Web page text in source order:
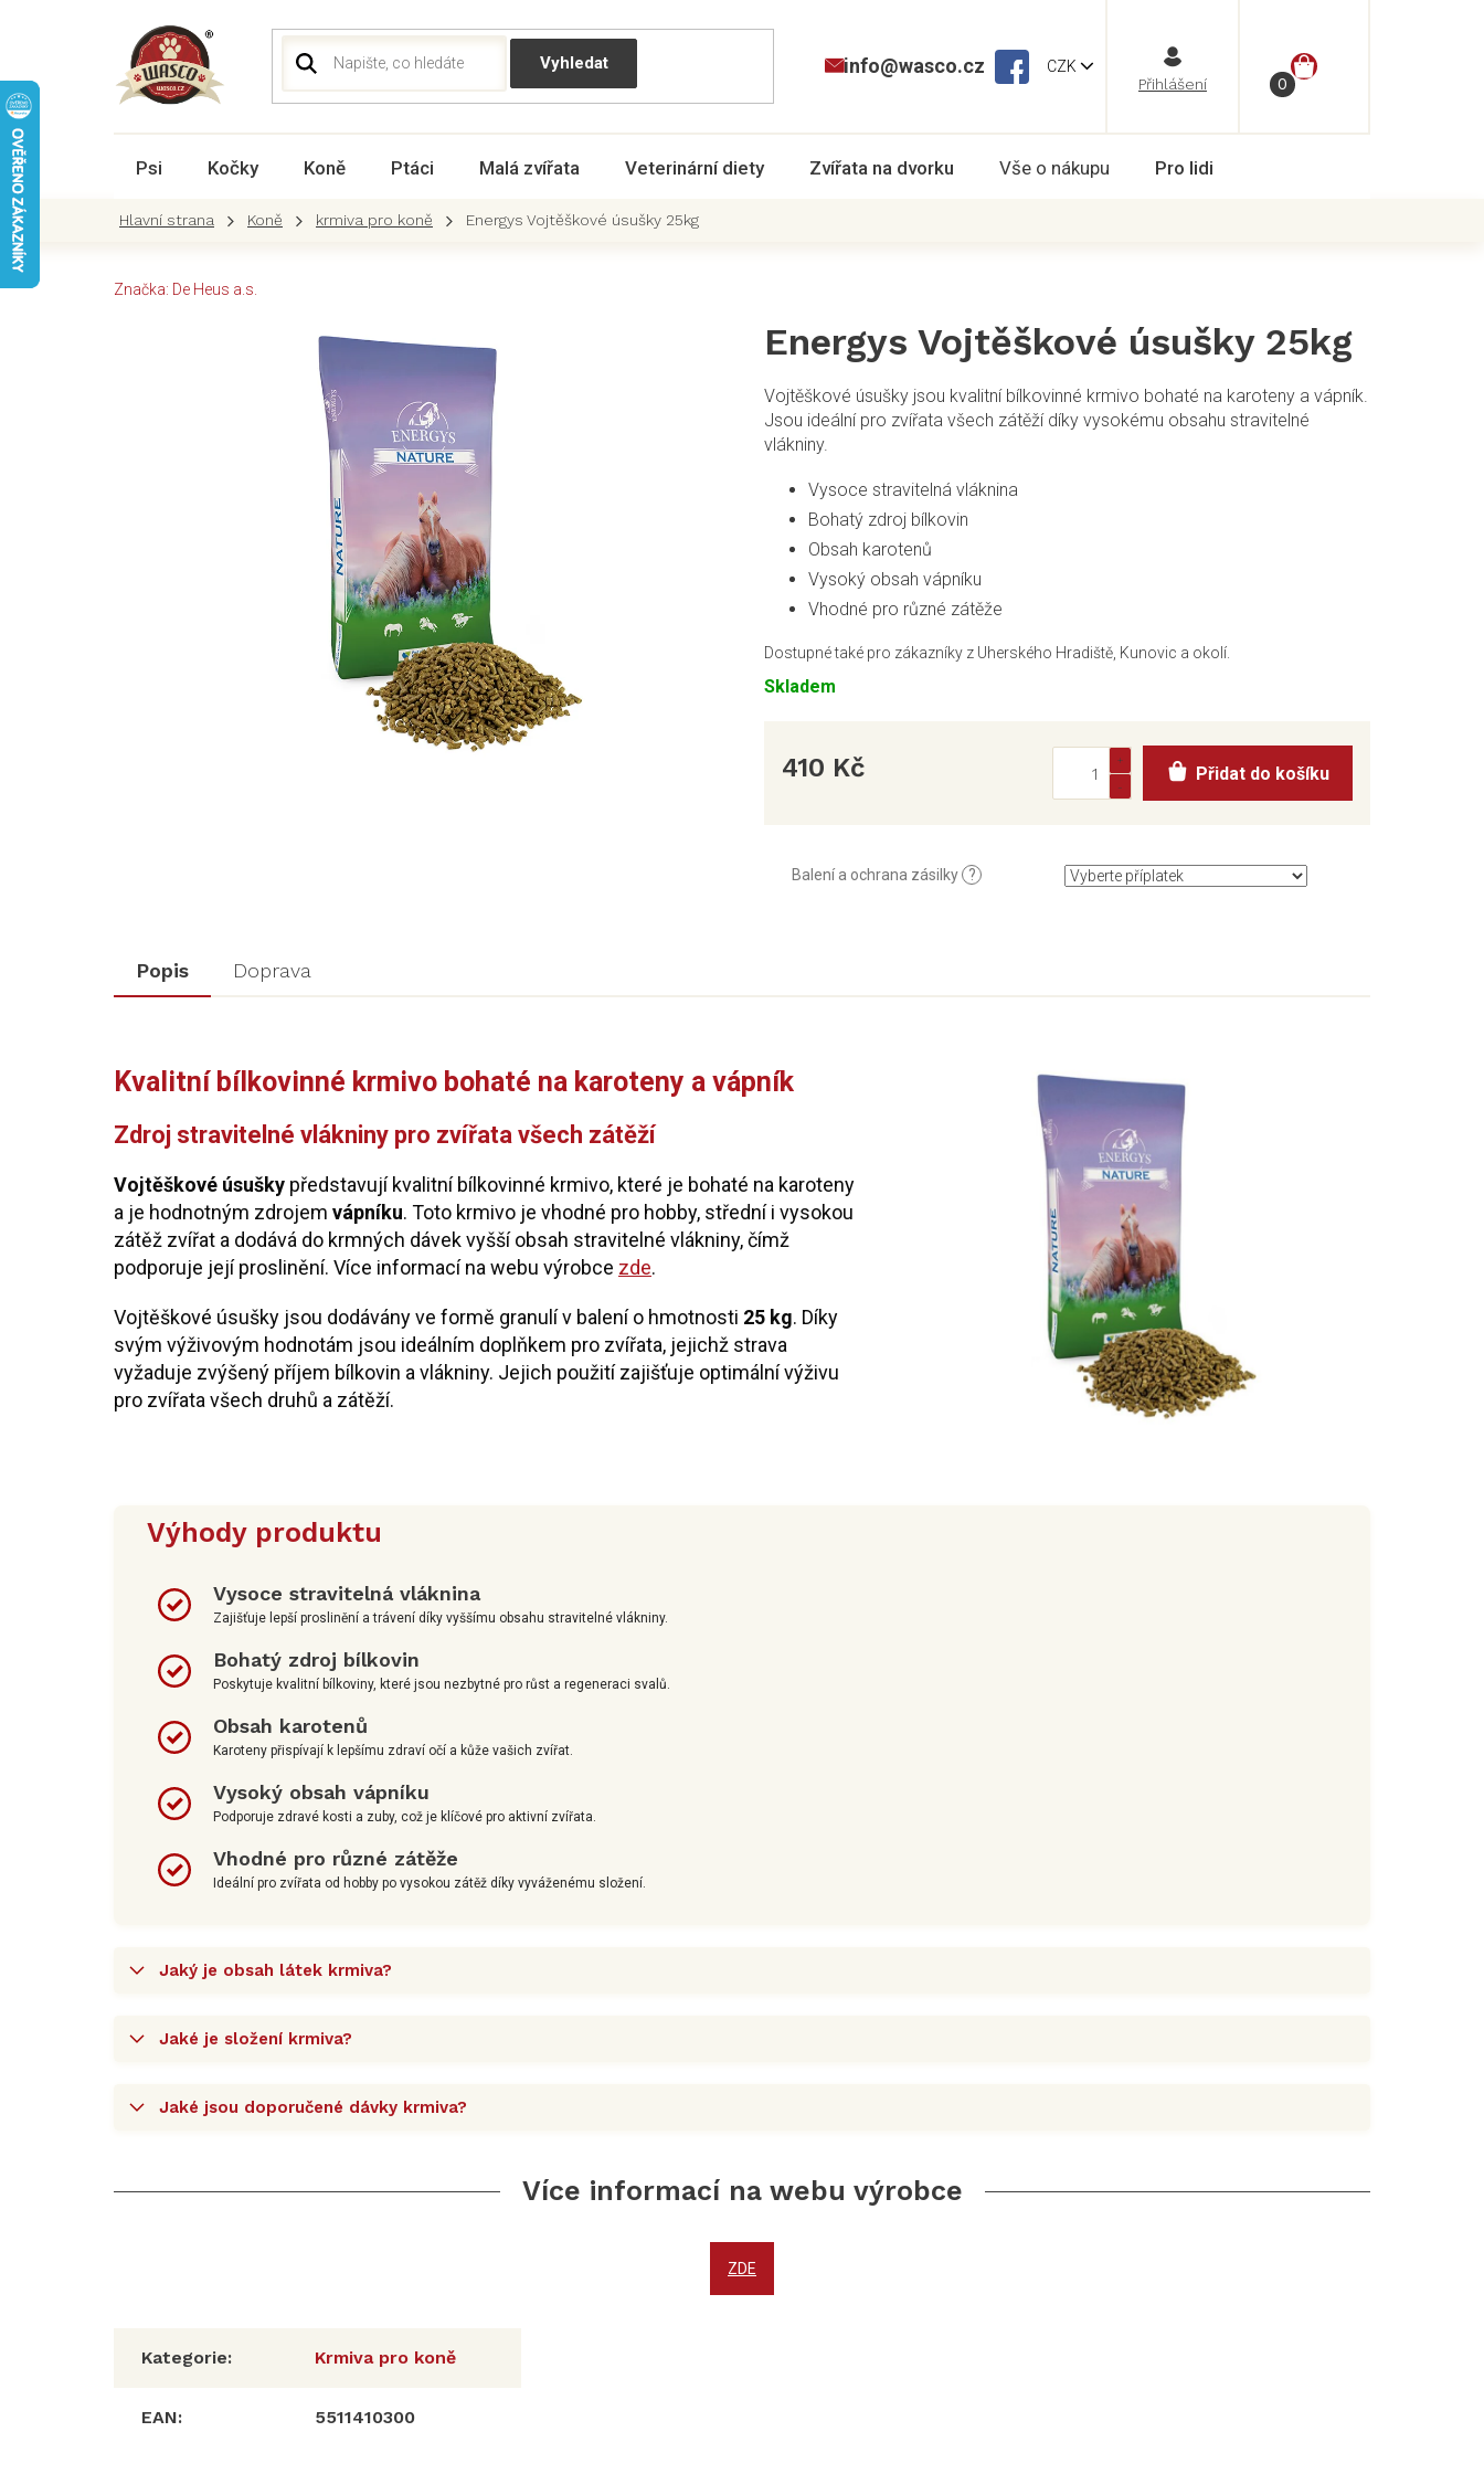
CZK
NÁKUPNÍ
info@wasco.cz
Psi Kočky Koně Ptáci Malá zvířata Veterinární diety Zvířata na dvorku Vše o nákupu Pro lidi
Koně krmiva pro koně Energys Vojtěškové úsušky 25kg
Značka: De Heus a.s.
Skladem
Balení a ochrana zásilky ?
Vojtěškové úsušky jsou kvalitní bílkovinné krmivo bohaté na karoteny a vápník.
Jsou ideální pro zvířata všech zátěží díky vysokému obsahu stravitelné
vlákniny.
Vysoce stravitelná vláknina
Bohatý zdroj bílkovin
Obsah karotenů
Vysoký obsah vápníku
Vhodné pro různé zátěže
Dostupné také pro zákazníky z Uherského Hradiště, Kunovic a okolí.
Energys Vojtěškové úsušky 25kg
410 Kč Přidat do košíku
Popis Doprava
Kvalitní bílkovinné krmivo bohaté na karoteny a vápník
Zdroj stravitelné vlákniny pro zvířata všech zátěží
Vojtěškové úsušky představují kvalitní bílkovinné krmivo, které je bohaté na karoteny
a je hodnotným zdrojem vápníku. Toto krmivo je vhodné pro hobby, střední i vysokou
zátěž zvířat a dodává do krmných dávek vyšší obsah stravitelné vlákniny, čímž
podporuje její proslinění. Více informací na webu výrobce zde.
Vojtěškové úsušky jsou dodávány ve formě granulí v balení o hmotnosti 25 kg. Díky
svým výživovým hodnotám jsou ideálním doplňkem pro zvířata, jejichž strava
vyžaduje zvýšený příjem bílkovin a vlákniny. Jejich použití zajišťuje optimální výživu
pro zvířata všech druhů a zátěží.
Výhody produktu
Vysoce stravitelná vláknina
Zajišťuje lepší proslinění a trávení díky vyššímu obsahu stravitelné vlákniny.
Bohatý zdroj bílkovin
Poskytuje kvalitní bílkoviny, které jsou nezbytné pro růst a regeneraci svalů.
Obsah karotenů
Karoteny přispívají k lepšímu zdraví očí a kůže vašich zvířat.
Vysoký obsah vápníku
Podporuje zdravé kosti a zuby, což je klíčové pro aktivní zvířata.
Vhodné pro různé zátěže
Ideální pro zvířata od hobby po vysokou zátěž díky vyváženému složení.
Jaký je obsah látek krmiva?
Jaké je složení krmiva?
Jaké jsou doporučené dávky krmiva?
Více informací na webu výrobce
ZDE
Kategorie: Krmiva pro koně
EAN: 5511410300